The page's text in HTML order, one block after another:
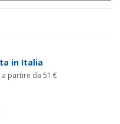
in Italia
partire da 51 €